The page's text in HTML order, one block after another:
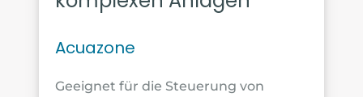
Acuazone
Geeignet für die Steuerung von